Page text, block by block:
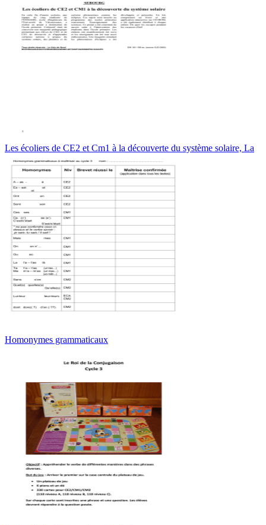
Les écoliers de CE2 et Cm1 à la découverte du système solaire, La
Homonymes grammaticaux